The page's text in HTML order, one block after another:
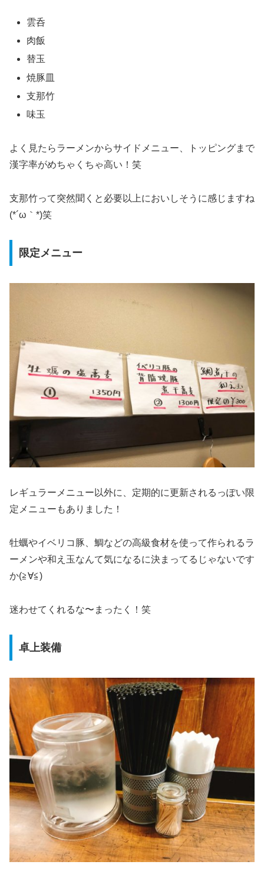
雲呑
肉飯
替玉
焼豚皿
支那竹
味玉
よく見たらラーメンからサイドメニュー、トッピングまで
漢字率がめちゃくちゃ高い！笑
支那竹って突然聞くと必要以上においしそうに感じますね
(*´ω｀*)笑
限定メニュー
レギュラーメニュー以外に、定期的に更新されるっぽい限
定メニューもありました！
牡蠣やイベリコ豚、鯛などの高級食材を使って作られるラ
ーメンや和え玉なんて気になるに決まってるじゃないです
か(≧∀≦)
迷わせてくれるな〜まったく！笑
卓上装備